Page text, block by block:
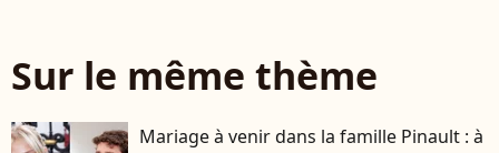
Sur le même thème
Mariage à venir dans la famille Pinault : à